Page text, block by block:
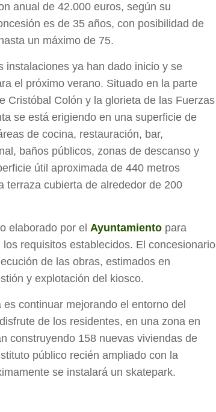
anual de 42.000 euros, según su
es de 35 años, con posibilidad de
un máximo de 75.
instalaciones ya han dado inicio y se
el próximo verano. Situado en la parte
Cristóbal Colón y la glorieta de las Fuerzas
se está erigiendo en una superficie de
de cocina, restauración, bar,
baños públicos, zonas de descanso y
útil aproximada de 440 metros
terraza cubierta de alrededor de 200
elaborado por el Ayuntamiento para
requisitos establecidos. El concesionario
de las obras, estimados en
y explotación del kiosco.
continuar mejorando el entorno del
de los residentes, en una zona en
construyendo 158 nuevas viviendas de
público recién ampliado con la
se instalará un skatepark.